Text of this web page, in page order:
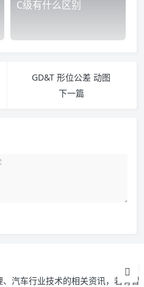
C级有什么区别
GD&T 形位公差 动图
下一篇
汽车行业技术的相关资讯，若有冒